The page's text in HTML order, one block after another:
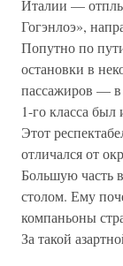
Италии —
Гогэнлоэ»,
Попутно по
остановки в
пассажиров — в
1-го класса
Этот
отличался от
Большую часть
столом. Ему
компаньоны
За такой